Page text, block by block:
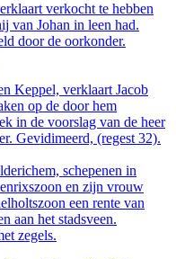
verkocht te hebben
van Johan in leen had.
door de oorkonder.
Keppel, verklaart Jacob
op de door hem
in de voorslag van de heer
Gevidimeerd, (regest 32).
schepenen in
en zijn vrouw
een rente van
aan het stadsveen.
zegels.